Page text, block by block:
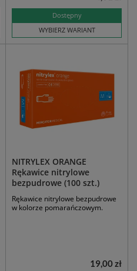
Dostępny
WYBIERZ WARIANT
NITRYLEX ORANGE
Rękawice nitrylowe
bezpudrowe (100 szt.)
Rękawice nitrylowe bezpudrowe
w kolorze pomarańczowym.
19,00 zł